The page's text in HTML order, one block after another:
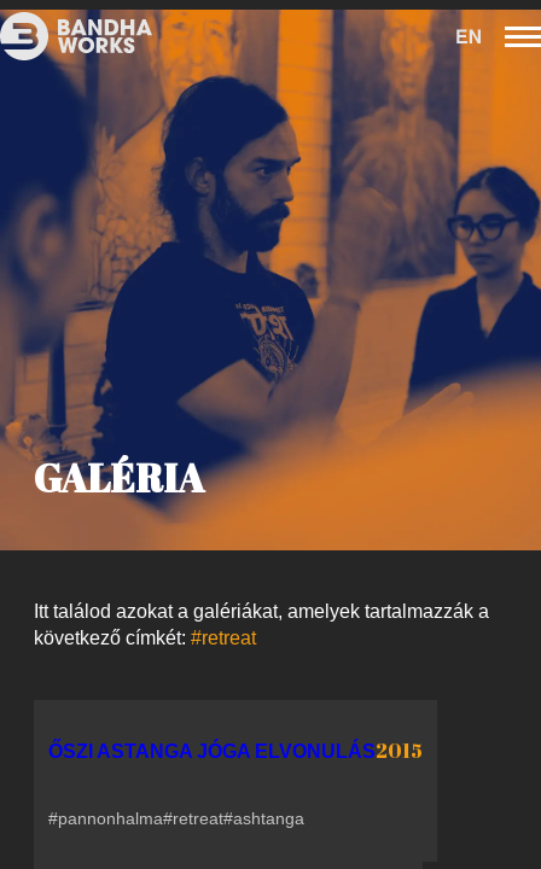
GALÉRIA
Itt találod azokat a galériákat, amelyek tartalmazzák a
következő címkét: #retreat
ŐSZI ASTANGA JÓGA ELVONULÁS2015
#pannonhalma#retreat#ashtanga